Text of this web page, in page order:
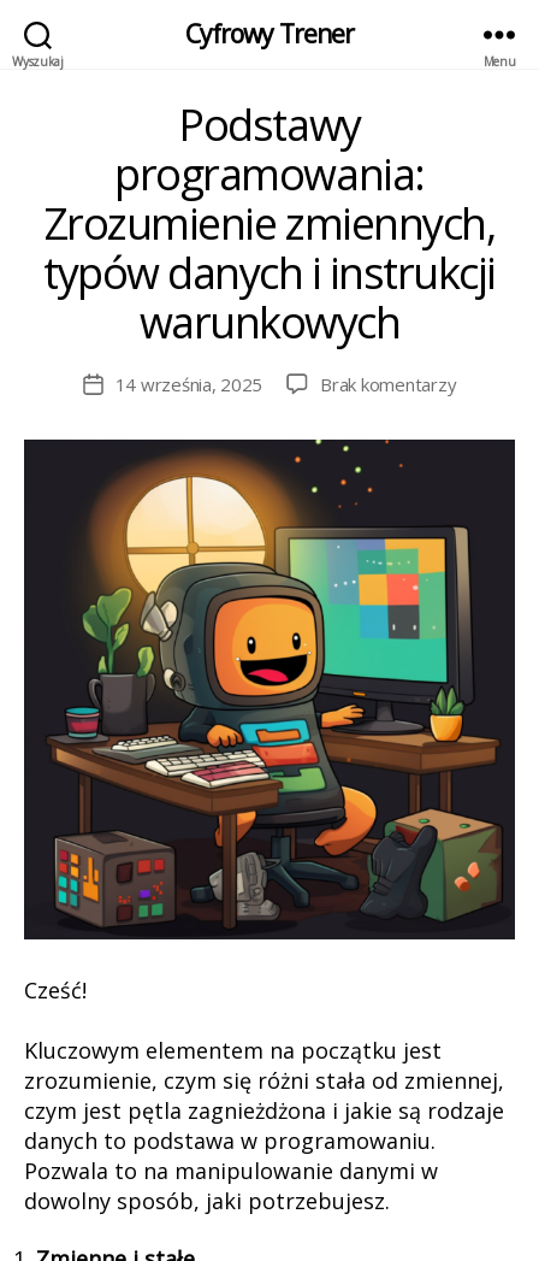
Wyszukaj
Cyfrowy Trener
Menu
Kategorie
Podstawy
programowania:
Zrozumienie zmiennych,
typów danych i instrukcji
warunkowych
Data14 września, 2025 Brak komentarzydo
danych
i
instrukcji
Cześć!
Kluczowym elementem na początku jest
zrozumienie, czym się różni stała od zmiennej,
czym jest pętla zagnieżdżona i jakie są rodzaje
danych to podstawa w programowaniu.
Pozwala to na manipulowanie danymi w
dowolny sposób, jaki potrzebujesz.